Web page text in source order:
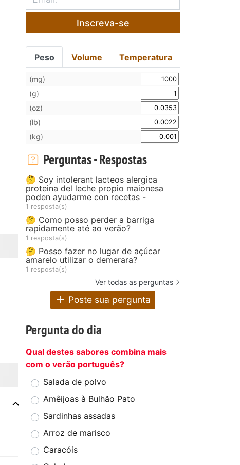
Inscreva-se
Peso Volume Temperatura
(mg)
(g)
(oz)
(lb)
(kg)
Perguntas - Respostas
🤔 Soy intolerant lacteos alergica
proteina del leche propio maionesa
poden ayudarme con recetas -
1 resposta(s)
🤔 Como posso perder a barriga
rapidamente até ao verão?
1 resposta(s)
🤔 Posso fazer no lugar de açúcar
amarelo utilizar o demerara?
1 resposta(s)
Ver todas as perguntas
Poste sua pergunta
Pergunta do dia
Qual destes sabores combina mais
com o verão português?
Salada de polvo
Amêijoas à Bulhão Pato
Sardinhas assadas
Arroz de marisco
Caracóis